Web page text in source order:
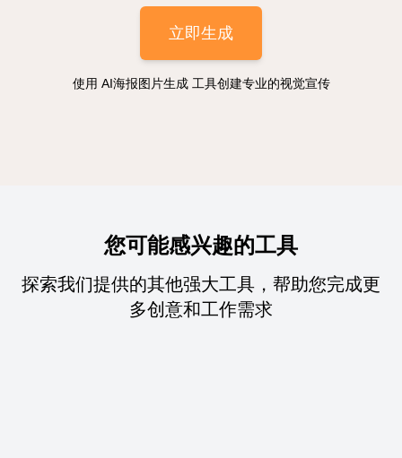
立即生成
使用 AI海报图片生成 工具创建专业的视觉宣传
您可能感兴趣的工具
探索我们提供的其他强大工具，帮助您完成更
多创意和工作需求